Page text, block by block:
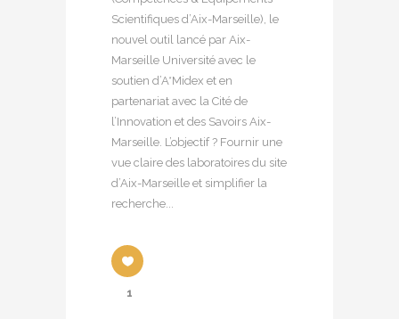
Scientifiques d’Aix-Marseille), le
nouvel outil lancé par Aix-
Marseille Université avec le
soutien d’A*Midex et en
partenariat avec la Cité de
l’Innovation et des Savoirs Aix-
Marseille. L’objectif ? Fournir une
vue claire des laboratoires du site
d’Aix-Marseille et simplifier la
recherche...
1